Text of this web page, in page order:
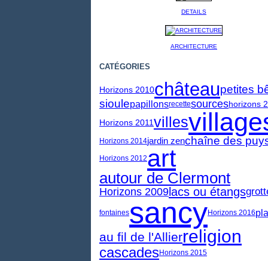
DETAILS
ARCHITECTURE
CATÉGORIES
Horizons 2010châteaupetites
sioulepapillonsrecettesourceshorizons
Horizons 2011villes
Horizons 2014jardin zenchaîne des
Horizons 2012art
autour de Clermont
Horizons 2009 lacs ou étangs
fontainessancyHorizons 2016
au fil de l'Allierreligion
cascadesHorizons 2015